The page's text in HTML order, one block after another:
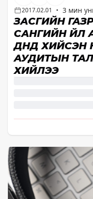
2017.02.01
• 3 мин
ЗАСГИЙН
САНГИЙН ҮЙЛ
ДҮНД
АУДИТЫН
ХИЙЛЭЭ